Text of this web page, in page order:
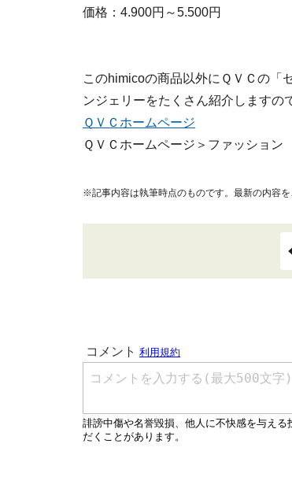
価格：4.900円～5.500円
このhimicoの商品以外にＱＶＣの「
ンジェリーをたくさん紹介しますの
ＱＶＣホームページ
ＱＶＣホームページ＞ファッション
※記事内容は執筆時点のものです。最新の内容を